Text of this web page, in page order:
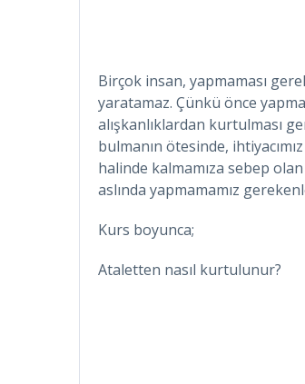
Birçok insan, yapmaması
yaratamaz. Çünkü önce
alışkanlıklardan kurtulması
bulmanın ötesinde,
halinde kalmamıza sebep
aslında yapmamamız
Kurs boyunca;
Ataletten nasıl kurtulunur?